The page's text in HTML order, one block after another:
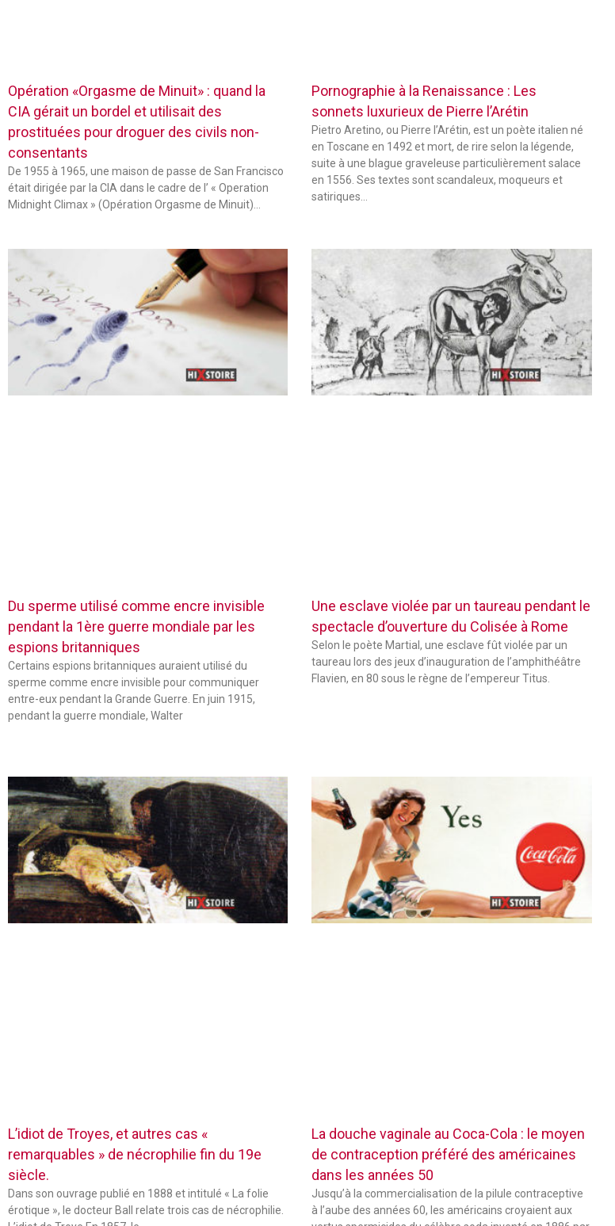
Opération «Orgasme de Minuit» : quand la
CIA gérait un bordel et utilisait des
prostituées pour droguer des civils non-
consentants
De 1955 à 1965, une maison de passe de San Francisco
était dirigée par la CIA dans le cadre de l’ « Operation
Midnight Climax » (Opération Orgasme de Minuit)…
Pornographie à la Renaissance : Les
sonnets luxurieux de Pierre l’Arétin
Pietro Aretino, ou Pierre l’Arétin, est un poète italien né
en Toscane en 1492 et mort, de rire selon la légende,
suite à une blague graveleuse particulièrement salace
en 1556. Ses textes sont scandaleux, moqueurs et
satiriques…
Du sperme utilisé comme encre invisible
pendant la 1ère guerre mondiale par les
espions britanniques
Certains espions britanniques auraient utilisé du
sperme comme encre invisible pour communiquer
entre-eux pendant la Grande Guerre. En juin 1915,
pendant la guerre mondiale, Walter
Une esclave violée par un taureau pendant le
spectacle d’ouverture du Colisée à Rome
Selon le poète Martial, une esclave fût violée par un
taureau lors des jeux d’inauguration de l’amphithéâtre
Flavien, en 80 sous le règne de l’empereur Titus.
L’idiot de Troyes, et autres cas «
remarquables » de nécrophilie fin du 19e
siècle.
Dans son ouvrage publié en 1888 et intitulé « La folie
érotique », le docteur Ball relate trois cas de nécrophilie.
La douche vaginale au Coca-Cola : le moyen
de contraception préféré des américaines
dans les années 50
Jusqu’à la commercialisation de la pilule contraceptive
à l’aube des années 60, les américains croyaient aux